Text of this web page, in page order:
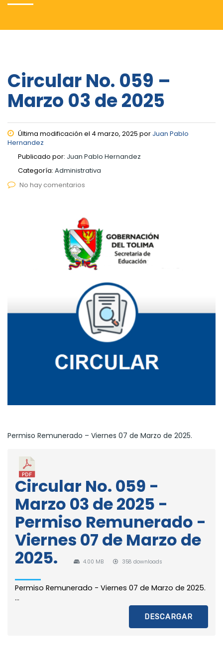
Circular No. 059 –
Marzo 03 de 2025
Última modificación el 4 marzo, 2025 por Juan Pablo
Hernandez
Publicado por: Juan Pablo Hernandez
Categoría: Administrativa
No hay comentarios
Permiso Remunerado – Viernes 07 de Marzo de 2025.
Circular No. 059 -
Marzo 03 de 2025 -
Permiso Remunerado -
Viernes 07 de Marzo de
2025.
4.00 MB 358 downloads
Permiso Remunerado - Viernes 07 de Marzo de 2025.
...
DESCARGAR